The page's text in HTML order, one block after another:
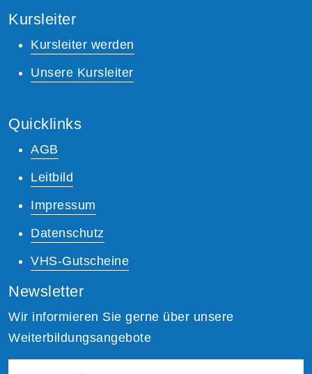
Kursleiter
Kursleiter werden
Unsere Kursleiter
Quicklinks
AGB
Leitbild
Impressum
Datenschutz
VHS-Gutscheine
Newsletter
Wir informieren Sie gerne über unsere
Weiterbildungsangebote